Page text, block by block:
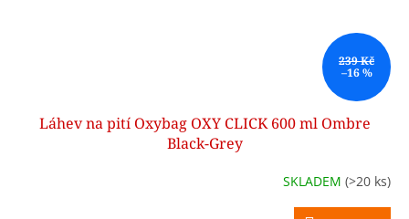
239 Kč
–16 %
Láhev na pití Oxybag OXY CLICK 600 ml Ombre
Black-Grey
SKLADEM (>20 ks)